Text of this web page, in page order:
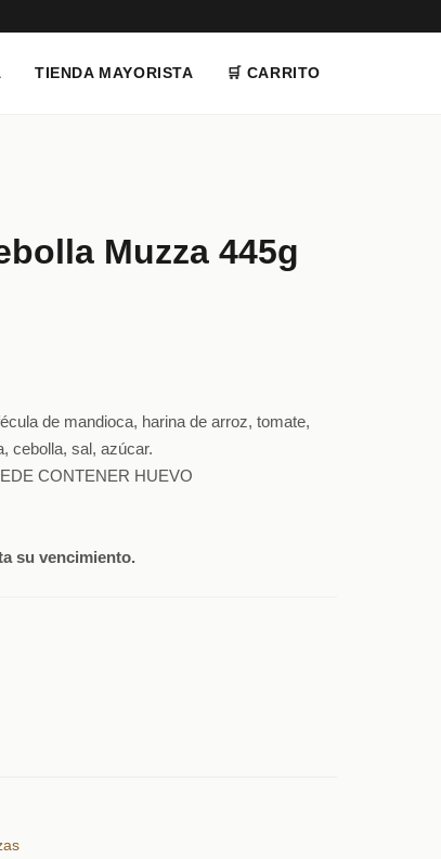
TIENDA MAYORISTA 🛒 CARRITO
Muzza 445g
de mandioca, harina de arroz, tomate,
cebolla, sal, azúcar.
CONTENER HUEVO
su vencimiento.